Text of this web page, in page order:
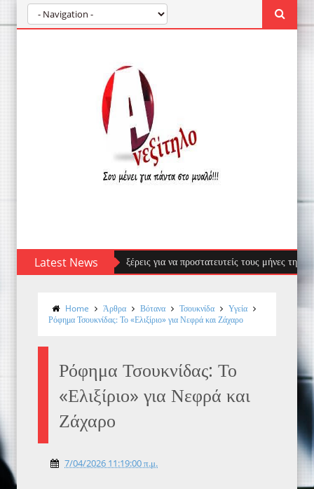
Latest News
- Ό,τι πρέπει να ξέρεις για να προστατευτείς τους μήνες της ζέστης
Home Άρθρα Βότανα Τσουκνίδα
Υγεία
Ρόφημα Τσουκνίδας: Το «Ελιξίριο» για Νεφρά και Ζάχαρο
Ρόφημα Τσουκνίδας: Το
«Ελιξίριο» για Νεφρά και
Ζάχαρο
7/04/2026 11:19:00 π.μ.